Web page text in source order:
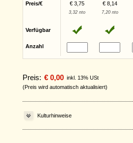
Preis/€ € 3,75 € 8,14
3,32 nto 7,20 nto
Verfügbar
Anzahl
Preis: € 0,00 inkl. 13% USt
(Preis wird automatisch aktualisiert)
Kulturhinweise